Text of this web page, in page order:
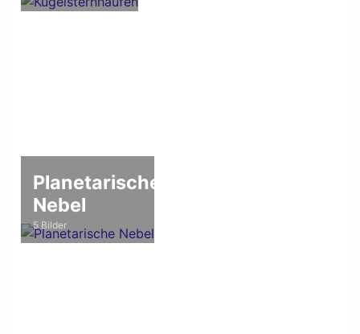
Planetarische
Nebel
5 Bilder